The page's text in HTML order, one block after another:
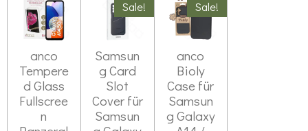
e e e
g
a
b
e
n
d
e
n
anco
Tempere
d Glass
Fullscree
n
Sale!
Samsun
g Card
Slot
Cover für
Samsun
Sale!
anco
Bioly
Case für
Samsun
g Galaxy